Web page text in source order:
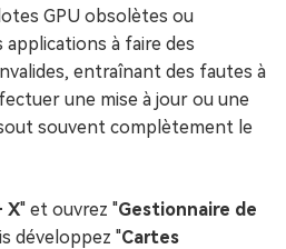
GPU obsolètes ou
à faire des
entraînant des fautes à
une mise à jour ou une
souvent complètement le
X" et ouvrez "Gestionnaire de
développez "Cartes